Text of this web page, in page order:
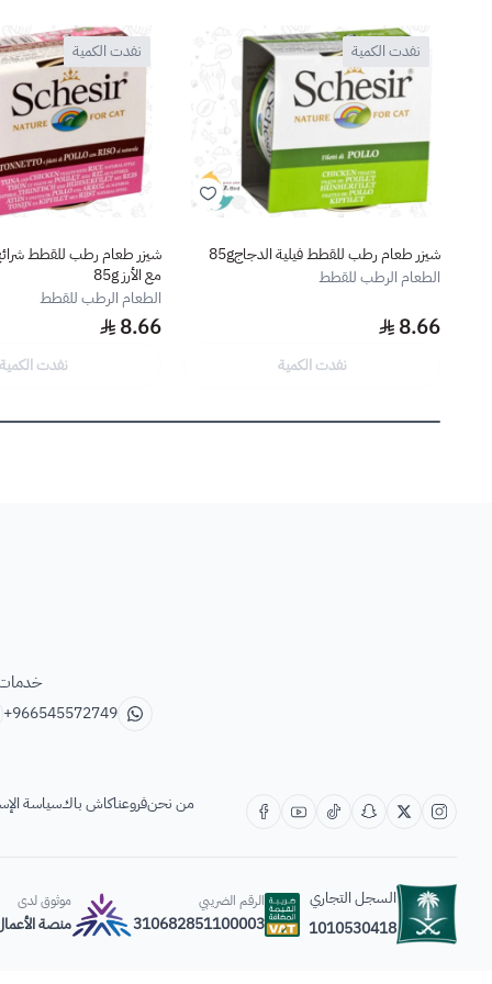
نفدت الكمية
شيزر طعام رطب للقطط فيلية الدجاج85g
الطعام الرطب للقطط
8.66
نفدت الكمية
نفدت الكمية
شيزر طعام رطب للقطط شرائح
مع الأرز 85g
الطعام الرطب للقطط
8.66
نفدت الكمية
خدمات
+966545572749
من نحنفروعناكاش باكسياسة
السجل التجاري
1010530418
الرقم الضريبي
310682851100003
موثوق لدى
منصة